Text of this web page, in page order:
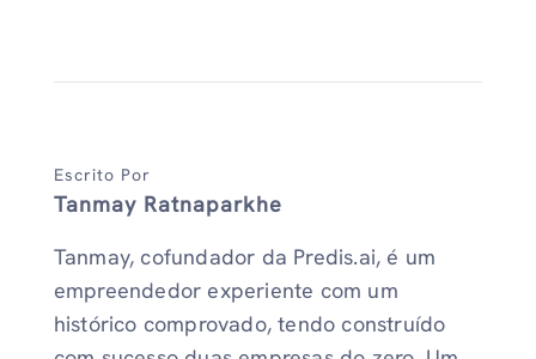
Escrito Por
Tanmay Ratnaparkhe
Tanmay, cofundador da Predis.ai, é um
empreendedor experiente com um
histórico comprovado, tendo construído